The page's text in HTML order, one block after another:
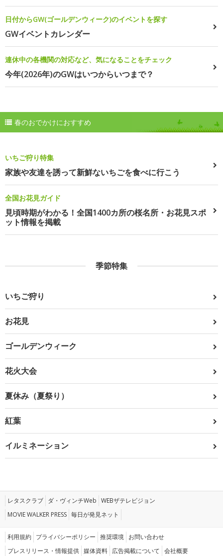
日付からGW(ゴールデンウィーク)のイベントを探す
GWイベントカレンダー
連休中の各機関の対応など、気になることをチェック
今年(2026年)のGWはいつからいつまで？
春のおでかけにおすすめ
いちご狩り特集
家族や友達を誘って新鮮ないちごを食べに行こう
全国お花見ガイド
見頃時期がわかる！全国1400カ所の桜名所・お花見スポ
ット情報を掲載
季節特集
いちご狩り
お花見
ゴールデンウィーク
花火大会
夏休み（夏祭り）
紅葉
イルミネーション
レタスクラブ ダ・ヴィンチWeb WEBザテレビジョン
MOVIE WALKER PRESS 毎日が発見ネット
利用規約 プライバシーポリシー 推奨環境 お問い合わせ
プレスリリース・情報提供 媒体資料 広告掲載について 会社概要